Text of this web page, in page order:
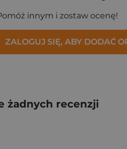
innym i zostaw ocenę!
ZALOGUJ SIĘ, ABY DODAĆ
żadnych recenzji